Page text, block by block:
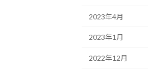
2023年4月
2023年1月
2022年12月